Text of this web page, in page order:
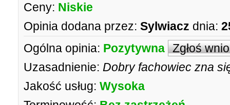
Ceny: Niskie
Opinia dodana przez: Sylwiacz dnia:
Ogólna opinia: Pozytywna Zgłoś
Uzasadnienie: Dobry fachowiec zna
Jakość usług: Wysoka